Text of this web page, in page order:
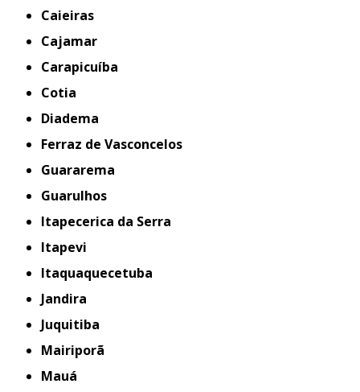
Caieiras
Cajamar
Carapicuíba
Cotia
Diadema
Ferraz de Vasconcelos
Guararema
Guarulhos
Itapecerica da Serra
Itapevi
Itaquaquecetuba
Jandira
Juquitiba
Mairiporã
Mauá